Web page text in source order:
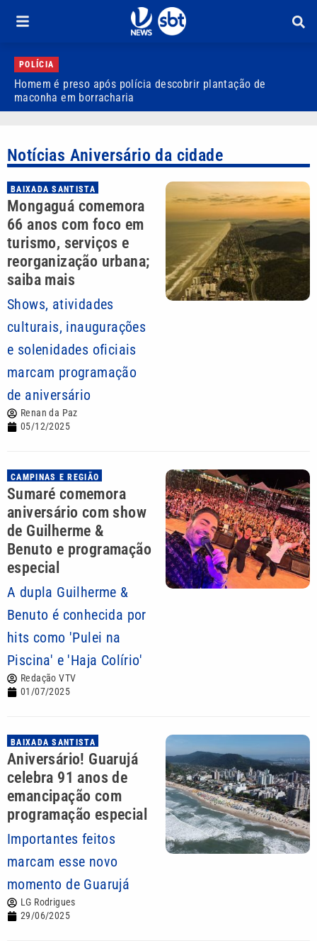
POLÍCIA
Homem é preso após polícia descobrir plantação de
maconha em borracharia
Notícias Aniversário da cidade
BAIXADA SANTISTA
Mongaguá comemora
66 anos com foco em
turismo, serviços e
reorganização urbana;
saiba mais
Shows, atividades
culturais, inaugurações
e solenidades oficiais
marcam programação
de aniversário
Renan da Paz
05/12/2025
CAMPINAS E REGIÃO
Sumaré comemora
aniversário com show
de Guilherme &
Benuto e programação
especial
A dupla Guilherme &
Benuto é conhecida por
hits como 'Pulei na
Piscina' e 'Haja Colírio'
Redação VTV
01/07/2025
BAIXADA SANTISTA
Aniversário! Guarujá
celebra 91 anos de
emancipação com
programação especial
Importantes feitos
marcam esse novo
momento de Guarujá
LG Rodrigues
29/06/2025